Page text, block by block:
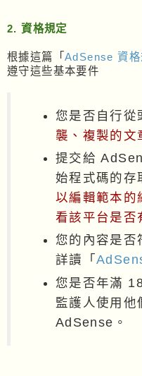
2. 資格規定
根據這篇「 AdSense 資格
遵守這些基本要件
您是否自行從
襲、複製的文
提交給
始程式碼的存
以編輯範本的
看該平台是否
您的內容是
詳讀「
您是否年滿
監護人使用
AdSense。